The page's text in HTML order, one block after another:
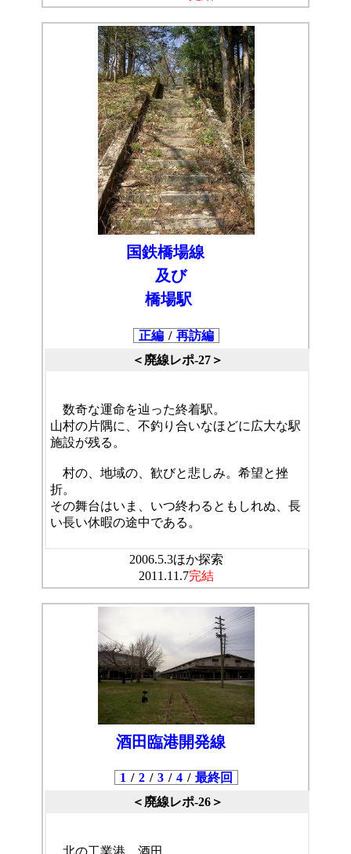
国鉄橋場線
及び
橋場駅
正編 / 再訪編
＜廃線レポ-27＞
数奇な運命を辿った終着駅。
山村の片隅に、不釣り合いなほどに広大な駅
施設が残る。
村の、地域の、歓びと悲しみ。希望と挫
折。
その舞台はいま、いつ終わるともしれぬ、長
い長い休暇の途中である。
2006.5.3ほか探索
2011.11.7完結
酒田臨港開発線
1 / 2 / 3 / 4 / 最終回
＜廃線レポ-26＞
北の工業港、酒田。